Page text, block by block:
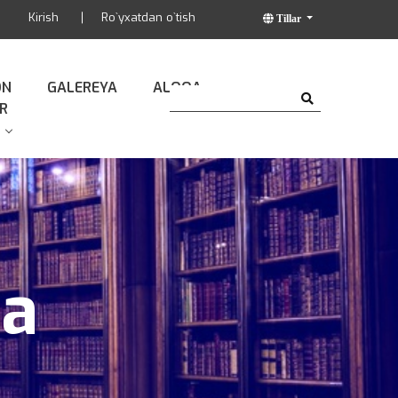
Tillar
Kirish Ro`yxatdan o`tish
GALEREYA ALOQA